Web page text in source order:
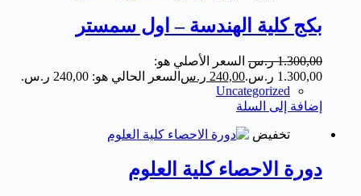
بكج كلية الهندسة – اول سمستر
1.300,00 ر.س السعر الأصلي هو:
1.300,00 ر.س.
240,00 ر.س السعر الحالي هو: 240,00 ر.س.
Uncategorized
إضافة إلى السلة
تخفيض
دورة الاحصاء كلية العلوم